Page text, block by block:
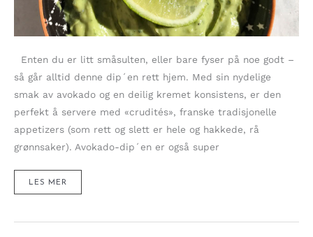
Enten du er litt småsulten, eller bare fyser på noe godt –
så går alltid denne dip´en rett hjem. Med sin nydelige
smak av avokado og en deilig kremet konsistens, er den
perfekt å servere med «crudités», franske tradisjonelle
appetizers (som rett og slett er hele og hakkede, rå
grønnsaker). Avokado-dip´en er også super
DEILIG
DIP
KORIANDER
LES MER